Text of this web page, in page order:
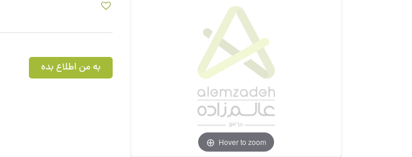
Hover to zoom
به من اطلاع بده